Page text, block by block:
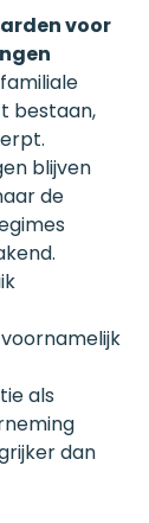
voor
bestaan,
blijven
de
als
dan